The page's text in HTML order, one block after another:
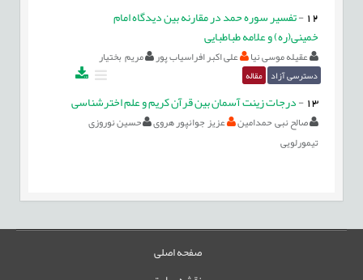
12
-تفسیر سوره حمد در مقارنه بین دیدگاه امام
خمینی(ره) و علامه طباطبایی
عقیله موسی نیا علی اکبر افراسیاب پور مریم بختیار
دسترسی آزاد مقاله
13
-درجات زینت آسمان بین قرآن کریم و علم اخترشناسی
صالح نبی حمدامین عزیز جوانپور هروی
حسین نوروزی
تیمورلویی
صفحه اصلی